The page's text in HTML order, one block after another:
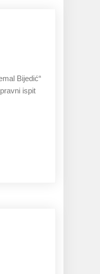
Bijedić“
ispit